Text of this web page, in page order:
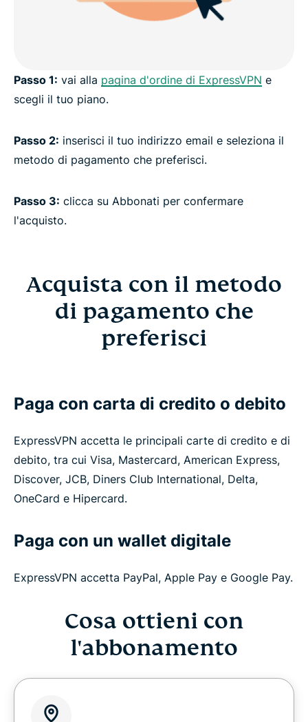
Maggiori informazioni sull'utilizzo di una VPN
Passo 1: vai alla pagina d'ordine di ExpressVPN e
scegli il tuo piano.
Passo 2: inserisci il tuo indirizzo email e seleziona il
metodo di pagamento che preferisci.
Passo 3: clicca su Abbonati per confermare
l'acquisto.
Acquista con il metodo
di pagamento che
preferisci
Paga con carta di credito o debito
ExpressVPN accetta le principali carte di credito e di
debito, tra cui Visa, Mastercard, American Express,
Discover, JCB, Diners Club International, Delta,
OneCard e Hipercard.
Paga con un wallet digitale
ExpressVPN accetta PayPal, Apple Pay e Google Pay.
Cosa ottieni con
l'abbonamento